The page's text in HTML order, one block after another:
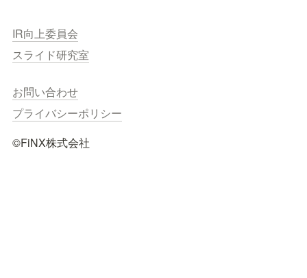
IR向上委員会
スライド研究室
お問い合わせ
プライバシーポリシー
©️FiNX株式会社